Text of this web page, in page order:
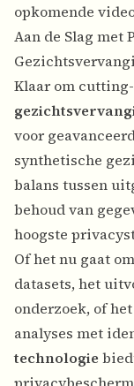
opkomende
Aan de Slag met
Klaar om
voor
synthetische
balans tussen
behoud van
hoogste
Of het nu gaat
datasets, het
onderzoek, of
analyses met
technologie